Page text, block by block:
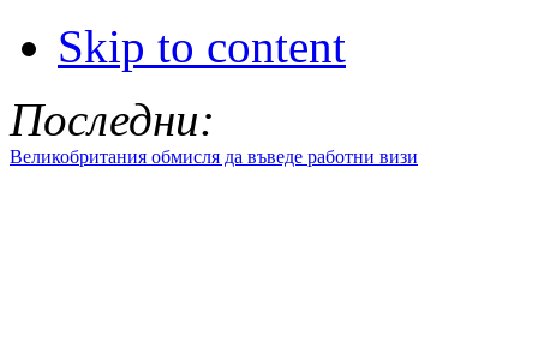
Skip to content
Последни:
Великобритания обмисля да въведе работни визи